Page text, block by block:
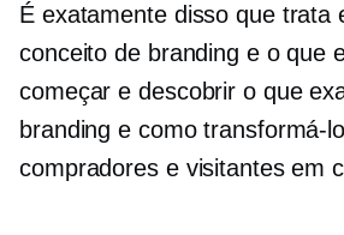
É exatamente disso que trata
conceito de branding e o que
começar e descobrir o que
branding e como transformá-lo
compradores e visitantes em